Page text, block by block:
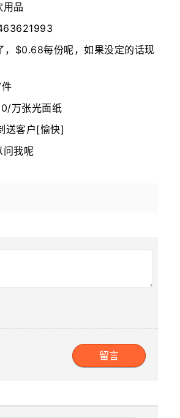
用品
，$0.68每份呢，如果没定的话现
万张光面纸
送客户[愉快]
问我呢